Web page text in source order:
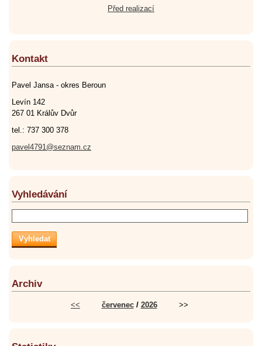
Před realizací
Kontakt
Pavel Jansa - okres Beroun
Levín 142
267 01 Králův Dvůr
tel.: 737 300 378
pavel4791@seznam.cz
Vyhledávání
Archiv
<< červenec/ 2026 >>